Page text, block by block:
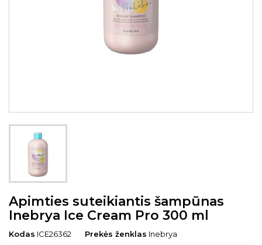
Apimties suteikiantis šampūnas
Inebrya Ice Cream Pro 300 ml
Kodas ICE26362 Prekės ženklas Inebrya